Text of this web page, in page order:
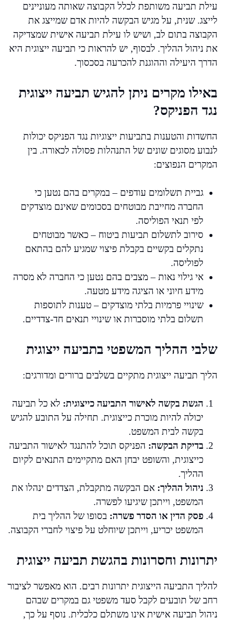
עילת תביעה משותפת לכלל הקבוצה שאותה מעוניינים
לייצג. שנית, על מגיש הבקשה להיות אדם שמייצג את
הקבוצה בתום לב, ושיש לו עילת תביעה אישית שמצדיקה
את ניהול ההליך. לבסוף, יש להראות כי תביעה ייצוגית היא
הדרך היעילה וההוגנת להכרעה בסכסוך.
באילו מקרים ניתן להגיש תביעה ייצוגית
נגד הפניקס?
החשדות והטענות בתביעות ייצוגיות נגד הפניקס יכולות
לנבוע מסוגים שונים של התנהלות פסולה לכאורה. בין
המקרים הנפוצים:
גביית תשלומים עודפים – במקרים בהם נטען כי
החברה מחייבת מבוטחים בסכומים שאינם מוצדקים
לפי תנאי הפוליסה.
סירוב לתשלום תביעות ביטוח – כאשר מבוטחים
נתקלים בקשיים בקבלת פיצוי שמגיע להם בהתאם
לפוליסה.
אי גילוי נאות – מצבים בהם נטען כי החברה לא מסרה
מידע חיוני או הציגה מידע מטעה.
שינויי פרמיות בלתי מוצדקים – טענות לתוספות
תשלום בלתי מוסברות או שינויי תנאים חד-צדדיים.
שלבי ההליך המשפטי בתביעה ייצוגית
הליך תביעה ייצוגית מתקיים בשלבים ברורים ומדורגים:
הגשת בקשה לאישור התביעה כייצוגית: לא כל תביעה
יכולה להיות מוכרת כייצוגית. תחילה על התובע להגיש
בקשה לבית המשפט.
בדיקת הבקשה: הפניקס תוכל להתנגד לאישור התביעה
כייצוגית, והשופט יבחן האם מתקיימים התנאים לקיום
ההליך.
ניהול ההליך: אם הבקשה מתקבלת, הצדדים ינהלו את
המשפט, וייתכן שיגיעו לפשרה.
פסק הדין או הסדר פשרה: בסופו של ההליך בית
המשפט יכריע, וייתכן שיוחלט על פיצוי לחברי הקבוצה.
יתרונות וחסרונות בהגשת תביעה ייצוגית
להליך התביעה הייצוגית יתרונות רבים. הוא מאפשר לציבור
רחב של תובעים לקבל סעד משפטי גם במקרים שבהם
ניהול תביעה אישית אינו משתלם כלכלית. נוסף על כך,